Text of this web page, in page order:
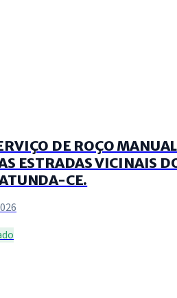
DE ROÇO MANUAL
ESTRADAS VICINAIS
CE.